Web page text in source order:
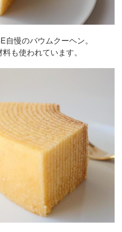
慢のバウムクーヘン。
も使われています。